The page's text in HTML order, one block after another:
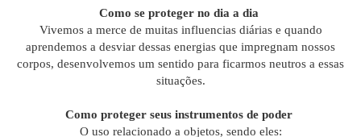
Como se proteger no dia a dia
Vivemos a merce de muitas influencias diárias e quando
aprendemos a desviar dessas energias que impregnam nossos
corpos, desenvolvemos um sentido para ficarmos neutros a essas
situações.
Como proteger seus instrumentos de poder
O uso relacionado a objetos, sendo eles: